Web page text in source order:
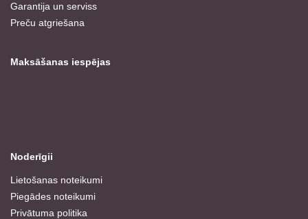
Garantija un serviss
Preču atgriešana
Maksāšanas iespējas
Noderīgii
Lietošanas noteikumi
Piegādes noteikumi
Privātuma politika